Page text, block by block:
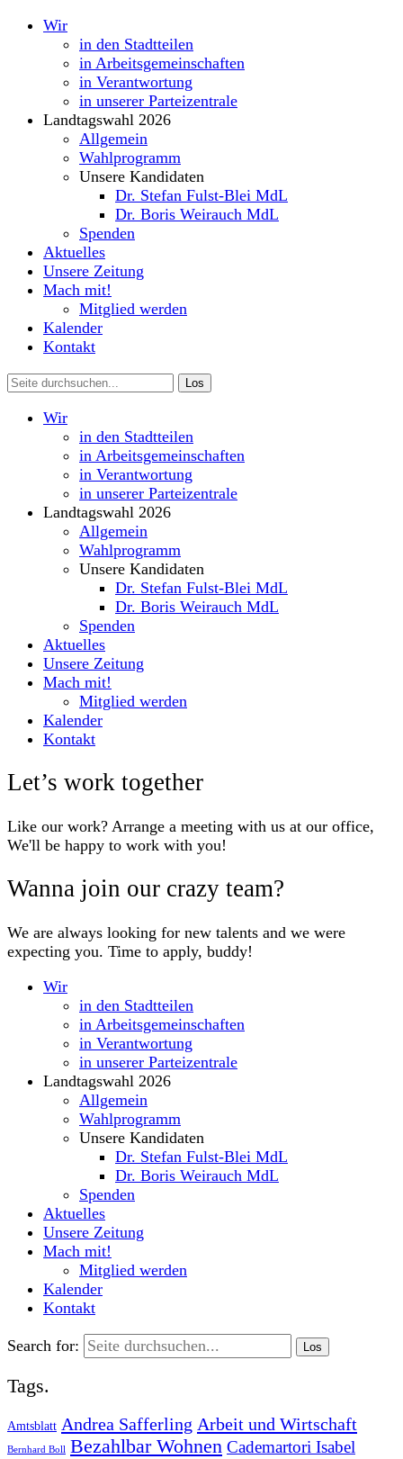
Wir
in den Stadtteilen
in Arbeitsgemeinschaften
in Verantwortung
in unserer Parteizentrale
Landtagswahl 2026
Allgemein
Wahlprogramm
Unsere Kandidaten
Dr. Stefan Fulst-Blei MdL
Dr. Boris Weirauch MdL
Spenden
Aktuelles
Unsere Zeitung
Mach mit!
Mitglied werden
Kalender
Kontakt
Wir
in den Stadtteilen
in Arbeitsgemeinschaften
in Verantwortung
in unserer Parteizentrale
Landtagswahl 2026
Allgemein
Wahlprogramm
Unsere Kandidaten
Dr. Stefan Fulst-Blei MdL
Dr. Boris Weirauch MdL
Spenden
Aktuelles
Unsere Zeitung
Mach mit!
Mitglied werden
Kalender
Kontakt
Let’s work together
Like our work? Arrange a meeting with us at our office,
We'll be happy to work with you!
Wanna join our crazy team?
We are always looking for new talents and we were
expecting you. Time to apply, buddy!
Wir
in den Stadtteilen
in Arbeitsgemeinschaften
in Verantwortung
in unserer Parteizentrale
Landtagswahl 2026
Allgemein
Wahlprogramm
Unsere Kandidaten
Dr. Stefan Fulst-Blei MdL
Dr. Boris Weirauch MdL
Spenden
Aktuelles
Unsere Zeitung
Mach mit!
Mitglied werden
Kalender
Kontakt
Search for:
Tags.
Amtsblatt Andrea Safferling Arbeit und Wirtschaft
Bernhard Boll Bezahlbar Wohnen Cademartori Isabel